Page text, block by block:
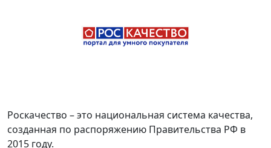
Роскачество – это национальная система качества,
созданная по распоряжению Правительства РФ в
2015 году.